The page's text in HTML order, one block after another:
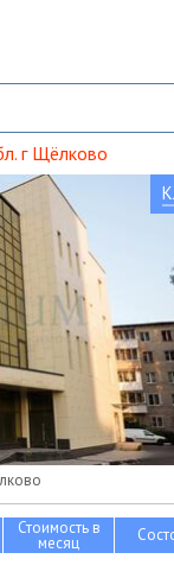
г Щёлково
Стоимость в
месяц